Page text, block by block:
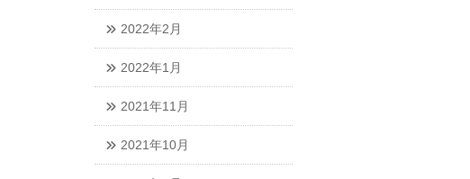
2022年2月
2022年1月
2021年11月
2021年10月